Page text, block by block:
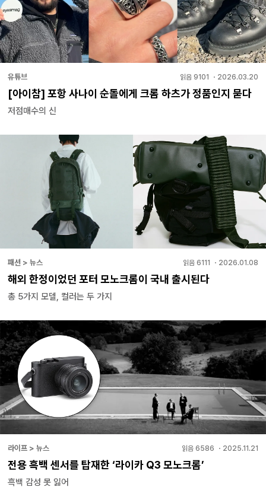
유튜브 읽음 9101 ・ 2026.03.20
[아이참] 포항 사나이 순돌에게 크롬 하츠가 정품인지 묻다
저점매수의 신
패션 > 뉴스 읽음 6111 ・ 2026.01.08
해외 한정이었던 포터 모노크롬이 국내 출시된다
총 5가지 모델, 컬러는 두 가지
라이프 > 뉴스 읽음 6586 ・ 2025.11.21
전용 흑백 센서를 탑재한 ‘라이카 Q3 모노크롬’
흑백 감성 못 잃어